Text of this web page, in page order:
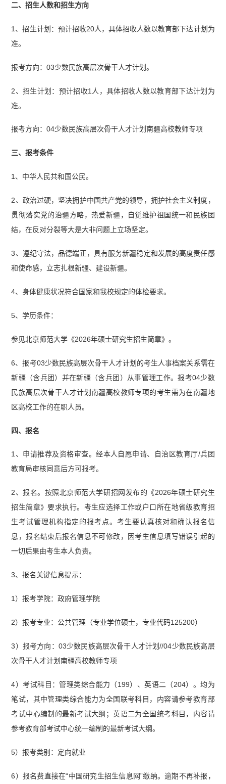
二、招生人数和招生方向
1、招生计划：预计招收20人，具体招收人数以教育部下达计划为
准。
报考方向：03少数民族高层次骨干人才计划。
2、招生计划：预计招收1人，具体招收人数以教育部下达计划为
准。
报考方向：04少数民族高层次骨干人才计划南疆高校教师专项
三、报考条件
1、中华人民共和国公民。
2、政治过硬，坚决拥护中国共产党的领导，拥护社会主义制度，
贯彻落实党的治疆方略，热爱新疆，自觉维护祖国统一和民族团
结，在反对分裂等大是大非问题上立场坚定。
3、遵纪守法，品德端正，具有服务新疆稳定和发展的高度责任感
和使命感，立志扎根新疆、建设新疆。
4、身体健康状况符合国家和我校规定的体检要求。
5、学历条件：
参见北京师范大学《2026年硕士研究生招生简章》。
6、报考03少数民族高层次骨干人才计划的考生人事档案关系需在
新疆（含兵团）并在新疆（含兵团）从事管理工作。报考04少数
民族高层次骨干人才计划南疆高校教师专项的考生需为在南疆地
区高校工作的在职人员。
四、报名
1、申请推荐及资格审查。经本人自愿申请、自治区教育厅/兵团
教育局审核同意后方可报考。
2、报名。按照北京师范大学研招网发布的《2026年硕士研究生
招生简章》要求执行。考生应选择工作或户口所在地省级教育招
生考试管理机构指定的报考点。考生要认真核对和确认报名信
息，报名结束后报名信息不可修改，因考生信息填写错误引起的
一切后果由考生本人负责。
3、报名关键信息提示：
1）报考学院：政府管理学院
2）报考专业：公共管理（专业学位硕士，专业代码125200）
3）报考方向：03少数民族高层次骨干人才计划//04少数民族高层
次骨干人才计划南疆高校教师专项
4）考试科目：管理类综合能力（199）、英语二（204）。均为
笔试，其中管理类综合能力为全国联考科目，内容请参考教育部
考试中心编制的最新考试大纲；英语二为全国统考科目，内容请
参考教育部考试中心统一编制的最新考试大纲。
5）报考类别：定向就业
6）报名费直接在“中国研究生招生信息网”缴纳。逾期不再补报，